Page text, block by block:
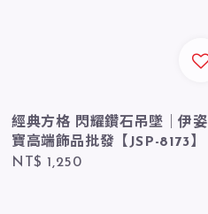
經典方格 閃耀鑽石吊墜｜伊姿
寶高端飾品批發【JSP-8173】
Regular
NT$ 1,250